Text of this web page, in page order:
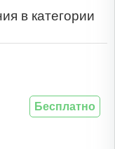
в категории
Бесплатно